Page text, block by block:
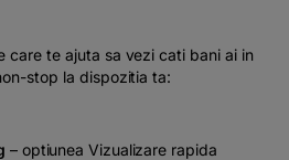
care te ajuta sa vezi cati bani ai in
stop la dispozitia ta:
– optiunea Vizualizare rapida